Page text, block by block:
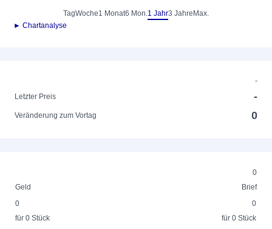
TagWoche1 Monat6 Mon.1 Jahr3 Jahre Max.
► Chartanalyse
-
Letzter Preis
-
Veränderung zum Vortag 0
0
Geld
Brief
0
für 0 Stück
0
für 0 Stück